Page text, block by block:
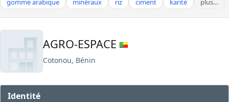
gomme arabique
minéraux riz ciment karité plus…
AGRO-ESPACE
Cotonou, Bénin
Identité